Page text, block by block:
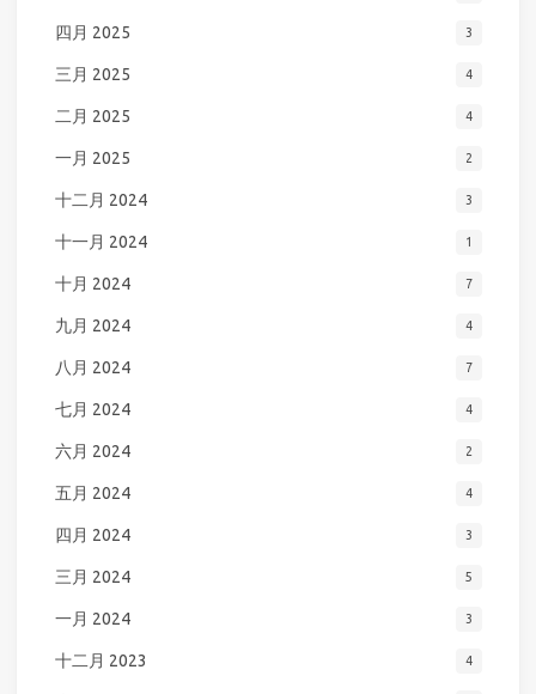
四月 2025 3
三月 2025 4
二月 2025 4
一月 2025 2
十二月 2024 3
十一月 2024 1
十月 2024 7
九月 2024 4
八月 2024 7
七月 2024 4
六月 2024 2
五月 2024 4
四月 2024 3
三月 2024 5
一月 2024 3
十二月 2023 4